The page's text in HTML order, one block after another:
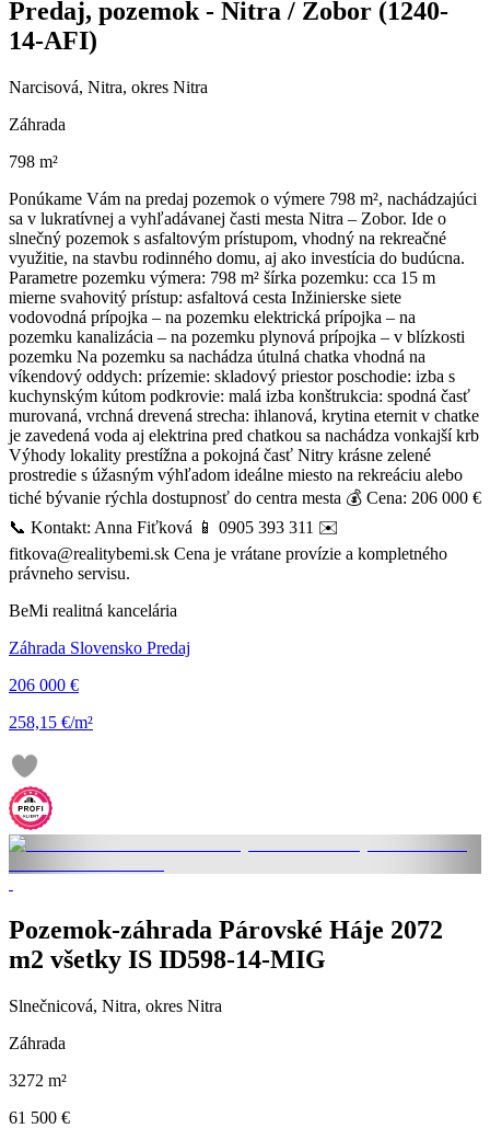
Predaj, pozemok - Nitra / Zobor (1240-
14-AFI)
Narcisová, Nitra, okres Nitra
Záhrada
798 m²
Ponúkame Vám na predaj pozemok o výmere 798 m², nachádzajúci
sa v lukratívnej a vyhľadávanej časti mesta Nitra – Zobor. Ide o
slnečný pozemok s asfaltovým prístupom, vhodný na rekreačné
využitie, na stavbu rodinného domu, aj ako investícia do budúcna.
Parametre pozemku výmera: 798 m² šírka pozemku: cca 15 m
mierne svahovitý prístup: asfaltová cesta Inžinierske siete
vodovodná prípojka – na pozemku elektrická prípojka – na
pozemku kanalizácia – na pozemku plynová prípojka – v blízkosti
pozemku Na pozemku sa nachádza útulná chatka vhodná na
víkendový oddych: prízemie: skladový priestor poschodie: izba s
kuchynským kútom podkrovie: malá izba konštrukcia: spodná časť
murovaná, vrchná drevená strecha: ihlanová, krytina eternit v chatke
je zavedená voda aj elektrina pred chatkou sa nachádza vonkajší krb
Výhody lokality prestížna a pokojná časť Nitry krásne zelené
prostredie s úžasným výhľadom ideálne miesto na rekreáciu alebo
tiché bývanie rýchla dostupnosť do centra mesta 💰 Cena: 206 000 €
📞 Kontakt: Anna Fiťková 📱 0905 393 311 ✉️
fitkova@realitybemi.sk Cena je vrátane provízie a kompletného
právneho servisu.
BeMi realitná kancelária
Záhrada Slovensko Predaj
206 000 €
258,15 €/m²
Pozemok-záhrada Párovské Háje 2072
m2 všetky IS ID598-14-MIG
Slnečnicová, Nitra, okres Nitra
Záhrada
3272 m²
61 500 €